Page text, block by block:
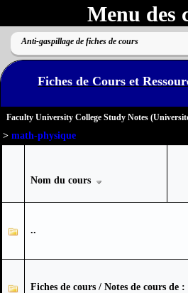
Menu des
Anti-gaspillage de fiches de cours
Fiches de Cours et
Faculty University College Study Notes
> math-physique
Nom du cours
..
Fiches de cours / Notes de cours de